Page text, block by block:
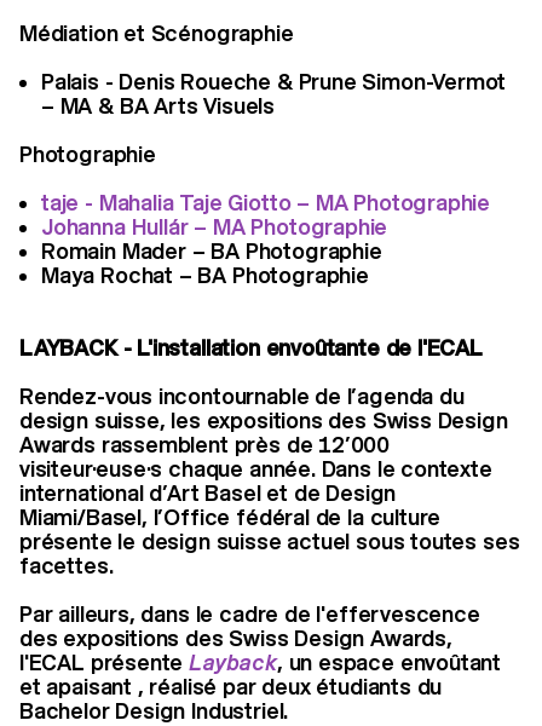
Médiation et Scénographie
Palais - Denis Roueche & Prune Simon-Vermot
– MA & BA Arts Visuels
Photographie
taje - Mahalia Taje Giotto – MA Photographie
Johanna Hullár – MA Photographie
Romain Mader – BA Photographie
Maya Rochat – BA Photographie
LAYBACK - L'installation envoûtante de l'ECAL
Rendez-vous incontournable de l’agenda du
design suisse, les expositions des Swiss Design
Awards rassemblent près de 12’000
visiteur·euse·s chaque année. Dans le contexte
international d’Art Basel et de Design
Miami/Basel, l’Office fédéral de la culture
présente le design suisse actuel sous toutes ses
facettes.
Par ailleurs, dans le cadre de l'effervescence
des expositions des Swiss Design Awards,
l'ECAL présenteLayback, un espace envoûtant
et apaisant , réalisé par deux étudiants du
Bachelor Design Industriel.